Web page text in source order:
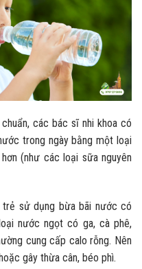
các bác sĩ nhi khoa có
trong ngày bằng một loại
(như các loại sữa nguyên
trẻ sử dụng bừa bãi nước có
nước ngọt có ga, cà phê,
cung cấp calo rỗng. Nên
gây thừa cân, béo phì.